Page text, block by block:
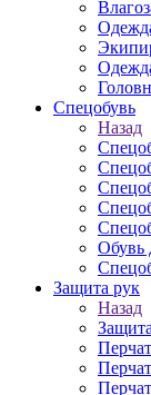
Спецобувь
Назад
Обувь
Защита рук
Назад